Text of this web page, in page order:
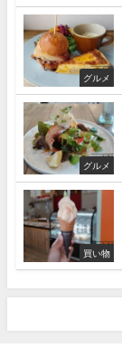
グルメ
グルメ
買い物